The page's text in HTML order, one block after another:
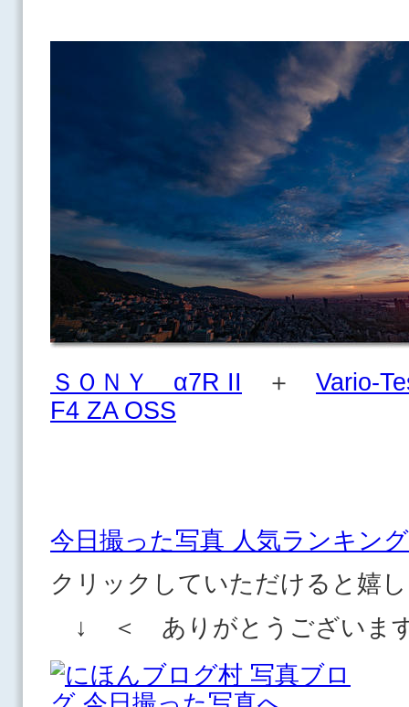
ＳＯＮＹ α7R II ＋
Vario-
F4 ZA OSS
今日撮った写真 人気ランキング
クリックしていただけると嬉
↓ ＜ ありがとうございま